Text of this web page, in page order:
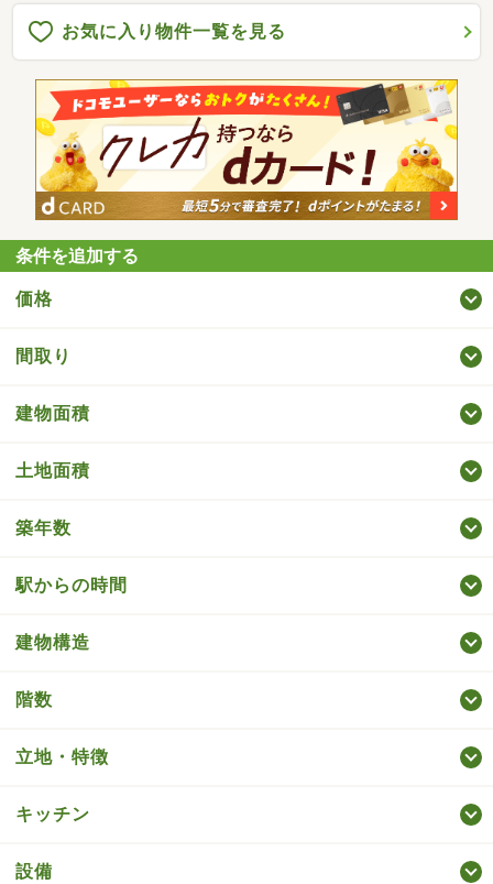
お気に入り物件一覧を見る
条件を追加する
価格
間取り
建物面積
土地面積
築年数
駅からの時間
建物構造
階数
立地・特徴
キッチン
設備